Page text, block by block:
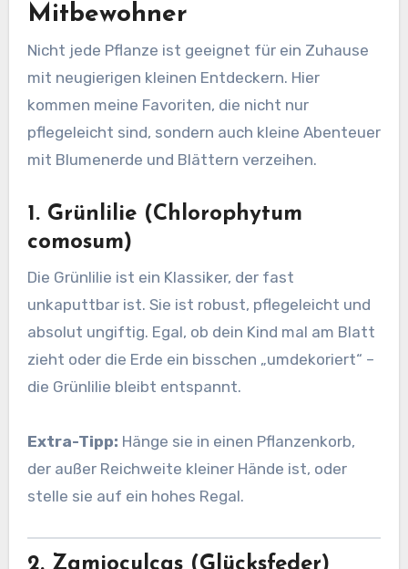
Mitbewohner
Nicht jede Pflanze ist geeignet für ein Zuhause
mit neugierigen kleinen Entdeckern. Hier
kommen meine Favoriten, die nicht nur
pflegeleicht sind, sondern auch kleine Abenteuer
mit Blumenerde und Blättern verzeihen.
1. Grünlilie (Chlorophytum
comosum)
Die Grünlilie ist ein Klassiker, der fast
unkaputtbar ist. Sie ist robust, pflegeleicht und
absolut ungiftig. Egal, ob dein Kind mal am Blatt
zieht oder die Erde ein bisschen „umdekoriert“ –
die Grünlilie bleibt entspannt.
Extra-Tipp: Hänge sie in einen Pflanzenkorb,
der außer Reichweite kleiner Hände ist, oder
stelle sie auf ein hohes Regal.
2. Zamioculcas (Glücksfeder)